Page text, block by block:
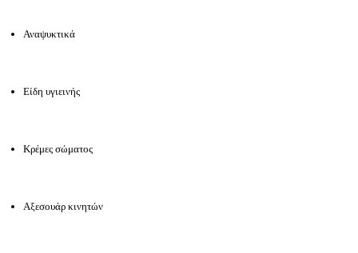
Αναψυκτικά
Είδη υγιεινής
Κρέμες σώματος
Αξεσουάρ κινητών